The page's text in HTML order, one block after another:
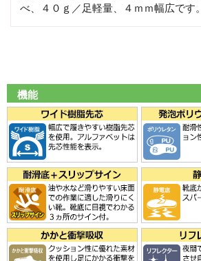
べ、４０ｇ／足軽量、４ｍｍ幅広です。
機能